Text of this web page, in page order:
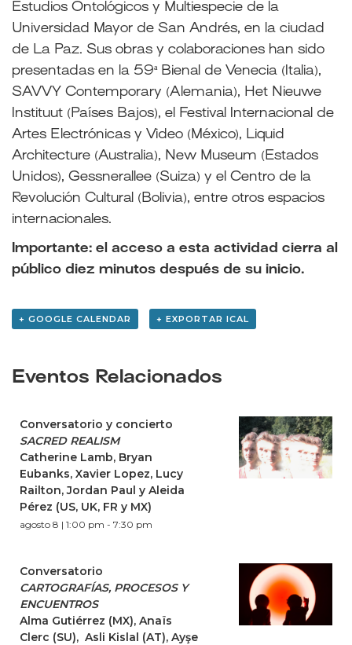
Estudios Ontológicos y Multiespecie de la
Universidad Mayor de San Andrés, en la ciudad
de La Paz. Sus obras y colaboraciones han sido
presentadas en la 59ª Bienal de Venecia (Italia),
SAVVY Contemporary (Alemania), Het Nieuwe
Instituut (Países Bajos), el Festival Internacional de
Artes Electrónicas y Video (México), Liquid
Architecture (Australia), New Museum (Estados
Unidos), Gessnerallee (Suiza) y el Centro de la
Revolución Cultural (Bolivia), entre otros espacios
internacionales.
Importante: el acceso a esta actividad cierra al
público diez minutos después de su inicio.
+ GOOGLE CALENDAR + EXPORTAR ICAL
Eventos Relacionados
Conversatorio y concierto
SACRED REALISM
Catherine Lamb, Bryan
Eubanks, Xavier Lopez, Lucy
Railton, Jordan Paul y Aleida
Pérez (US, UK, FR y MX)
agosto 8 | 1:00 pm - 7:30 pm
Conversatorio
CARTOGRAFÍAS, PROCESOS Y
ENCUENTROS
Alma Gutiérrez (MX), Anaïs
Clerc (SU), Asli Kislal (AT), Ayşe